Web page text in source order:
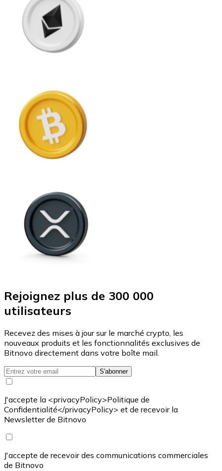
Rejoignez plus de 300 000
utilisateurs
Recevez des mises à jour sur le marché crypto, les
nouveaux produits et les fonctionnalités exclusives de
Bitnovo directement dans votre boîte mail.
S'abonner
J'accepte la <privacyPolicy>Politique de
Confidentialité</privacyPolicy> et de recevoir la
Newsletter de Bitnovo
J'accepte de recevoir des communications commerciales
de Bitnovo